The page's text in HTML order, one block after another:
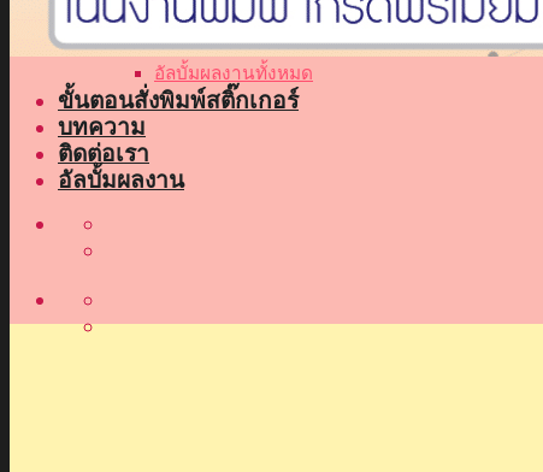
สติ๊กเกอร์ติดประตูกระจก
ปริ้นแคนวาส
อัลบั้มผลงานทั้งหมด
ขั้นตอนสั่งพิมพ์สติ๊กเกอร์
บทความ
ติดต่อเรา
อัลบั้มผลงาน